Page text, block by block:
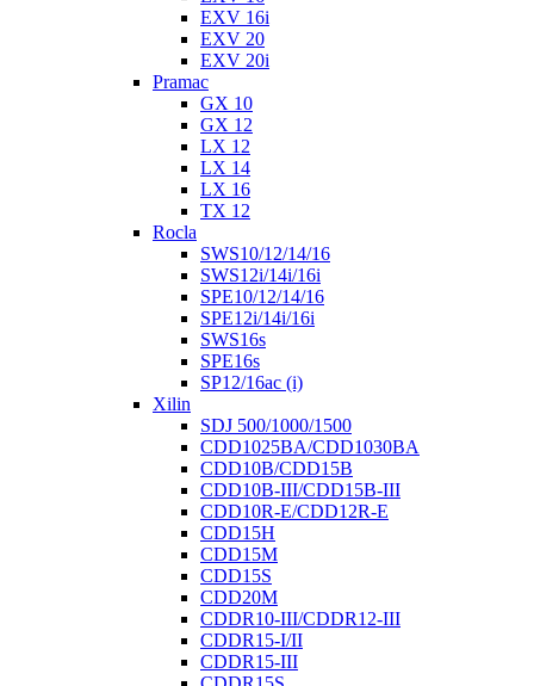
EXV 16i
EXV 20
EXV 20i
Pramac
GX 10
GX 12
LX 12
LX 14
LX 16
TX 12
Rocla
SWS10/12/14/16
SWS12i/14i/16i
SPE10/12/14/16
SPE12i/14i/16i
SWS16s
SPE16s
SP12/16ac (i)
Xilin
SDJ 500/1000/1500
CDD1025BA/CDD1030BA
CDD10B/CDD15B
CDD10B-III/CDD15B-III
CDD10R-E/CDD12R-E
CDD15H
CDD15M
CDD15S
CDD20M
CDDR10-III/CDDR12-III
CDDR15-I/II
CDDR15-III